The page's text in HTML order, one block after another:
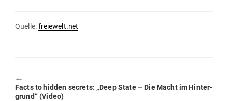
Quelle:freiewelt.net
🠔
Previous
post:
Facts to hidden secrets: „Deep State – Die Macht im Hin­ter­
grund“ (Video)